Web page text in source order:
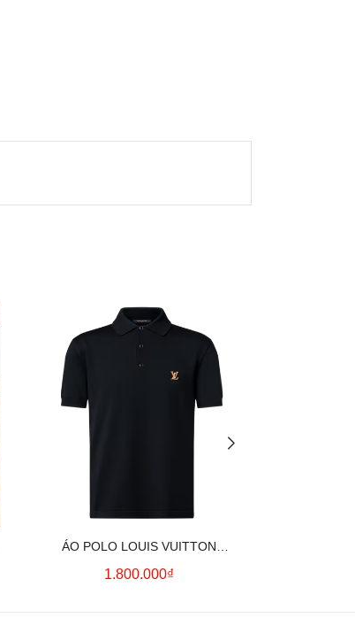
ÁO POLO LOUIS VUITTON
SIGNATURE LOGO (BLACK)
1.800.000₫